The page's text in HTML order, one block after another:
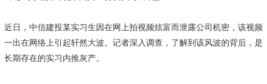
近日，中信建投某实习生因在网上拍视频炫富而泄露公司机密，该视频
一出在网络上引起轩然大波。记者深入调查，了解到该风波的背后，是
长期存在的实习内推灰产。